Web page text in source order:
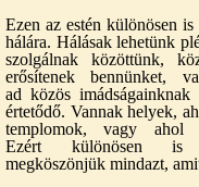
Ezen az estén különösen
hálára. Hálásak lehetünk
szolgálnak közöttünk,
erősítenek bennünket,
ad közös
értetődő. Vannak helyek,
templomok, vagy ahol
Ezért különösen is
megköszönjük mindazt,